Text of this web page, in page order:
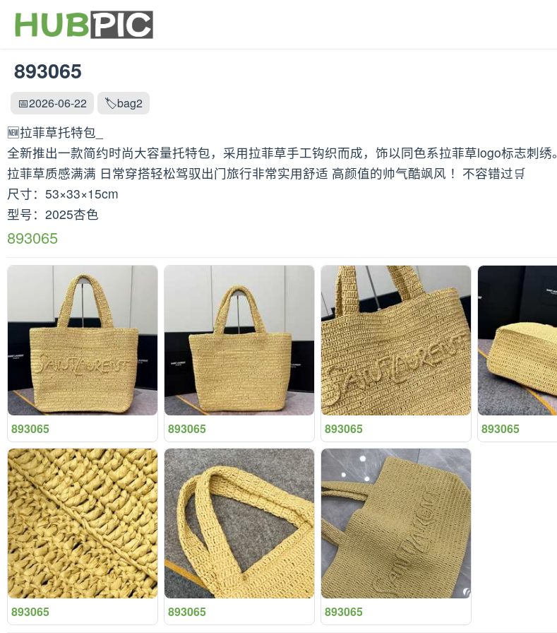
893065
📅2026-06-22 🏷️bag2
🆕拉菲草托特包_
全新推出一款简约时尚大容量托特包，采用拉菲草手工钩织而成，饰以同色系拉菲草logo标志刺绣。
拉菲草质感满满 日常穿搭轻松驾驭出门旅行非常实用舒适 高颜值的帅气酷飒风 ！不容错过🛒
尺寸：53×33×15cm
型号：2025杏色
893065
893065 893065 893065 893065
893065 893065 893065